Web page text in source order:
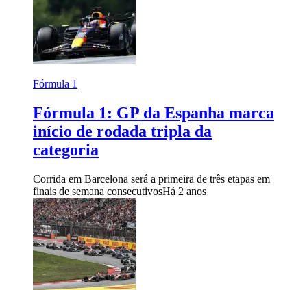
Fórmula 1
Fórmula 1: GP da Espanha marca
início de rodada tripla da
categoria
Corrida em Barcelona será a primeira de três etapas em
finais de semana consecutivosHá 2 anos